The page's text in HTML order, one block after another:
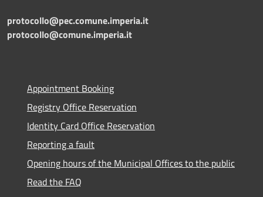
protocollo@pec.comune.imperia.it
protocollo@comune.imperia.it
Appointment Booking
Registry Office Reservation
Identity Card Office Reservation
Reporting a fault
Opening hours of the Municipal Offices to the public
Read the FAQ